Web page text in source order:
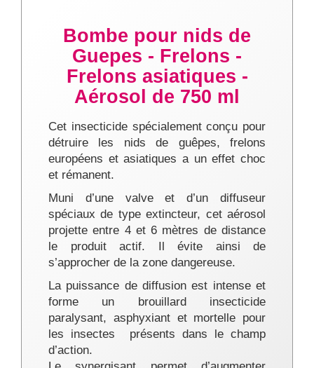
Bombe pour nids de
Guepes - Frelons -
Frelons asiatiques -
Aérosol de 750 ml
Cet insecticide spécialement conçu pour
détruire les nids de guêpes, frelons
européens et asiatiques a un effet choc
et rémanent.
Muni d’une valve et d’un diffuseur
spéciaux de type extincteur, cet aérosol
projette entre 4 et 6 mètres de distance
le produit actif. Il évite ainsi de
s’approcher de la zone dangereuse.
La puissance de diffusion est intense et
forme un brouillard insecticide
paralysant, asphyxiant et mortelle pour
les insectes présents dans le champ
d’action.